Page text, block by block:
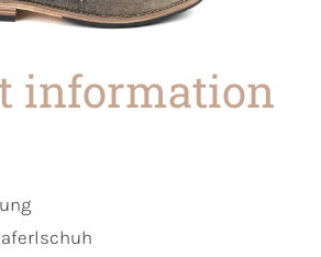
information